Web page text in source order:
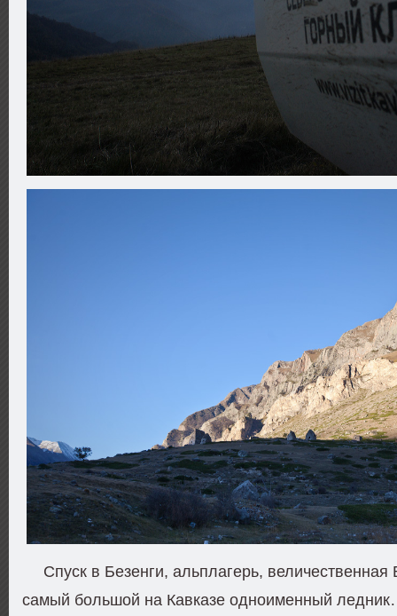
Спуск в Безенги, альплагерь, величественная
самый большой на Кавказе одноименный